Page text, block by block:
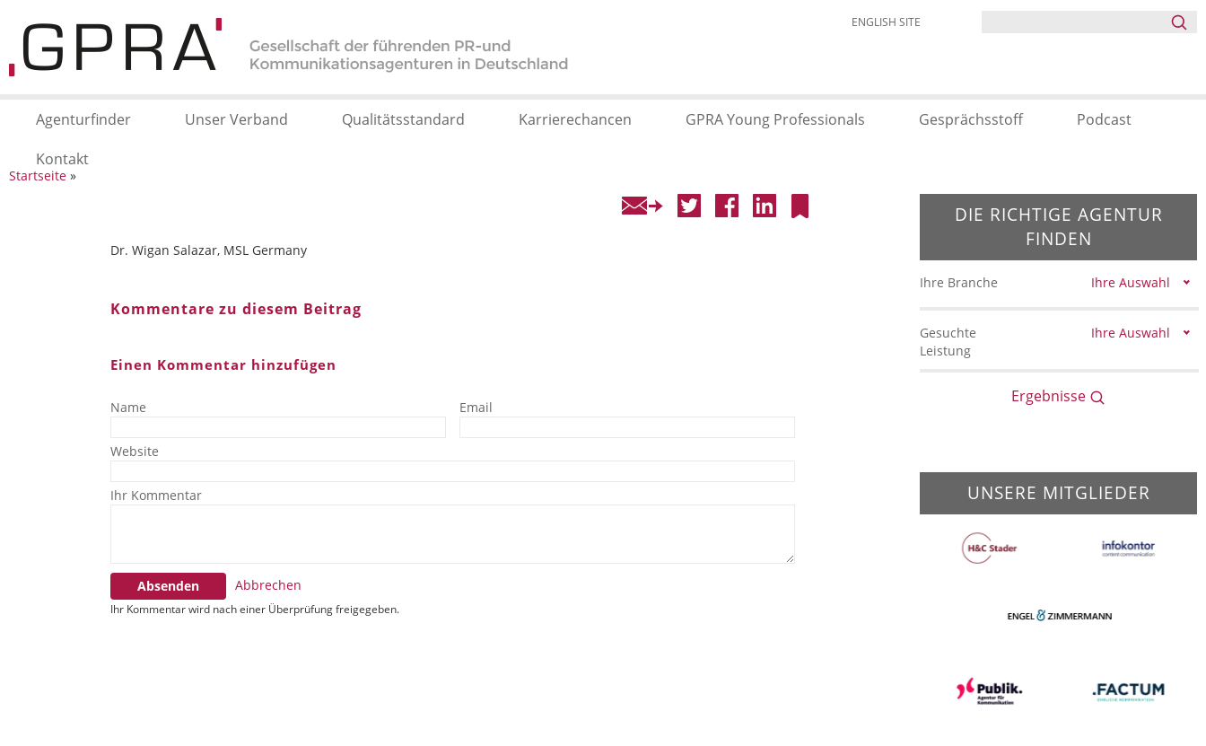
ENGLISH SITE
Agenturfinder Unser Verband Qualitätsstandard Karrierechancen GPRA Young Professionals Gesprächsstoff
Podcast
Kontakt
Startseite »
Dr. Wigan Salazar, MSL Germany
Kommentare zu diesem Beitrag
Einen Kommentar hinzufügen
Name Email
Website
Ihr Kommentar
Absenden Abbrechen
Ihr Kommentar wird nach einer Überprüfung freigegeben.
DIE RICHTIGE AGENTUR
FINDEN
Ihre Branche Ihre Auswahl
Gesuchte
Leistung
Ihre Auswahl
Ergebnisse
UNSERE MITGLIEDER